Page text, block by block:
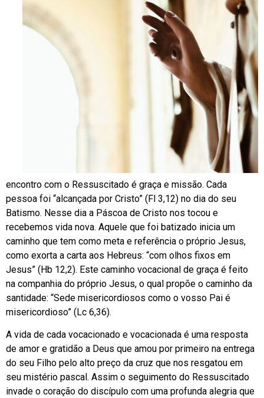
encontro com o Ressuscitado é graça e missão. Cada
pessoa foi “alcançada por Cristo” (Fl 3,12) no dia do seu
Batismo. Nesse dia a Páscoa de Cristo nos tocou e
recebemos vida nova. Aquele que foi batizado inicia um
caminho que tem como meta e referência o próprio Jesus,
como exorta a carta aos Hebreus: “com olhos fixos em
Jesus” (Hb 12,2). Este caminho vocacional de graça é feito
na companhia do próprio Jesus, o qual propõe o caminho da
santidade: “Sede misericordiosos como o vosso Pai é
misericordioso” (Lc 6,36).
A vida de cada vocacionado e vocacionada é uma resposta
de amor e gratidão a Deus que amou por primeiro na entrega
do seu Filho pelo alto preço da cruz que nos resgatou em
seu mistério pascal. Assim o seguimento do Ressuscitado
invade o coração do discípulo com uma profunda alegria que